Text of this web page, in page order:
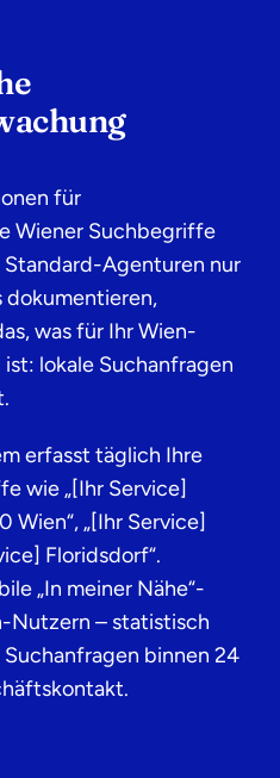
für
Wiener Suchbegriffe
Agenturen nur
dokumentieren,
was für Ihr Wien-
lokale Suchanfragen
erfasst täglich Ihre
wie „[Ihr Service]
Wien“, „[Ihr Service]
Floridsdorf“.
„In meiner Nähe“-
Nutzern – statistisch
binnen 24